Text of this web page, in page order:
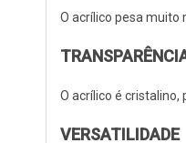
O acrílico pesa muito
O acrílico é cristalino,
VERSATILIDADE